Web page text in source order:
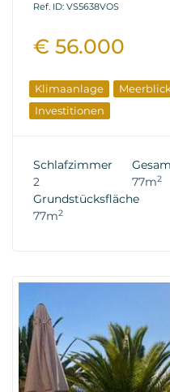
Ref. ID: VS5638VOS
€ 56.000
Klimaanlage Meerblick
Investitionen
Schlafzimmer
2
77m2
Grundstücksfläche
77m2